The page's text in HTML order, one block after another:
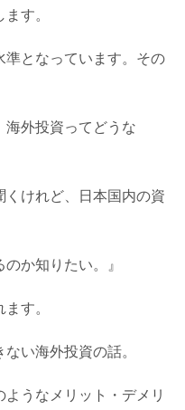
す。
準となっています。その
海外投資ってどうな
くけれど、日本国内の資
か知りたい。』
す。
い海外投資の話。
うなメリット・デメリ